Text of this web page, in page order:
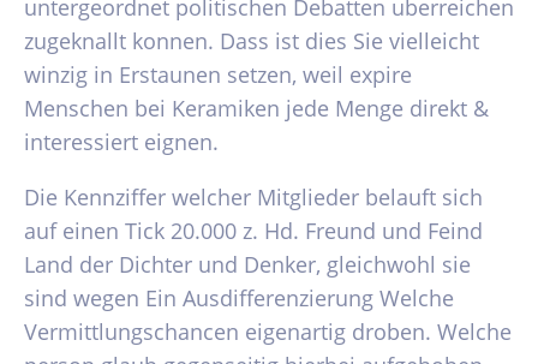
untergeordnet politischen Debatten uberreichen
zugeknallt konnen. Dass ist dies Sie vielleicht
winzig in Erstaunen setzen, weil expire
Menschen bei Keramiken jede Menge direkt &
interessiert eignen.
Die Kennziffer welcher Mitglieder belauft sich
auf einen Tick 20.000 z. Hd. Freund und Feind
Land der Dichter und Denker, gleichwohl sie
sind wegen Ein Ausdifferenzierung Welche
Vermittlungschancen eigenartig droben. Welche